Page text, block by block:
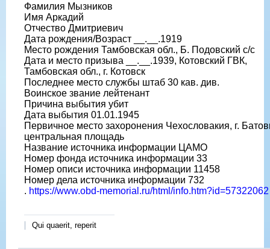
Фамилия Мызников
Имя Аркадий
Отчество Дмитриевич
Дата рождения/Возраст __.__.1919
Место рождения Тамбовская обл., Б. Подовский с/с
Дата и место призыва __.__.1939, Котовский ГВК,
Тамбовская обл., г. Котовск
Последнее место службы штаб 30 кав. див.
Воинское звание лейтенант
Причина выбытия убит
Дата выбытия 01.01.1945
Первичное место захоронения Чехословакия, г.
центральная площадь
Название источника информации ЦАМО
Номер фонда источника информации 33
Номер описи источника информации 11458
Номер дела источника информации 732
. https://www.obd-memorial.ru/html/info.htm?id=57322062
Qui quaerit, reperit